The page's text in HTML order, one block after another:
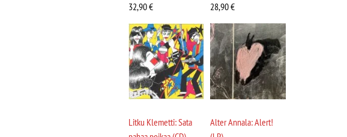
32,90€ 28,90€
Litku Klemetti: Sata
Alter Annala: Alert!